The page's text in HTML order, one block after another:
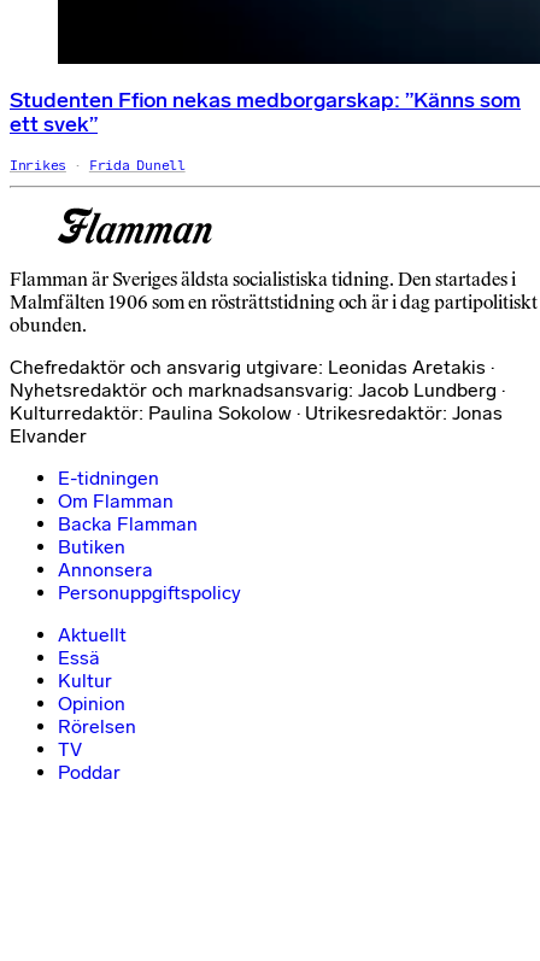
Studenten Ffion nekas medborgarskap: ”Känns som
ett svek”
Inrikes Frida Dunell
Flamman är Sveriges äldsta socialistiska tidning. Den startades i
Malmfälten 1906 som en rösträttstidning och är i dag partipolitiskt
obunden.
Chefredaktör och ansvarig utgivare: Leonidas Aretakis ·
Nyhetsredaktör och marknadsansvarig: Jacob Lundberg ·
Kulturredaktör: Paulina Sokolow · Utrikesredaktör: Jonas
Elvander
E-tidningen
Om Flamman
Backa Flamman
Butiken
Annonsera
Personuppgiftspolicy
Aktuellt
Essä
Kultur
Opinion
Rörelsen
TV
Poddar